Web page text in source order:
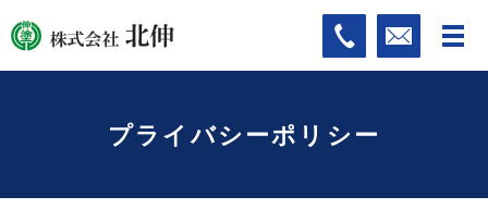
プライバシーポリシー